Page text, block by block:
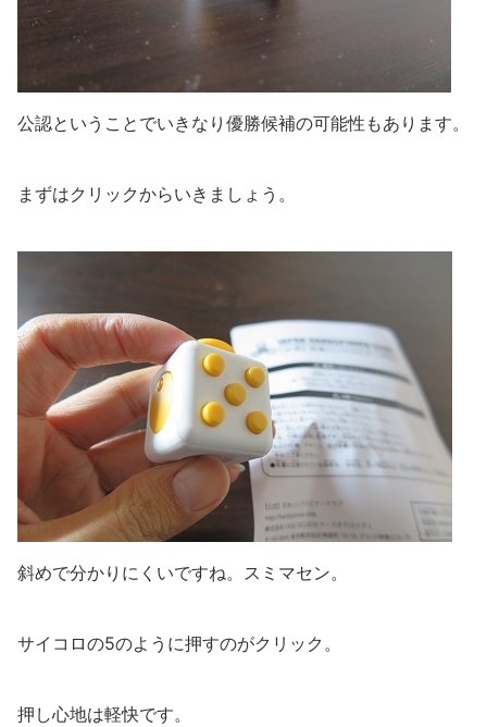
公認ということでいきなり優勝候補の可能性もあります。
まずはクリックからいきましょう。
斜めで分かりにくいですね。スミマセン。
サイコロの5のように押すのがクリック。
押し心地は軽快です。